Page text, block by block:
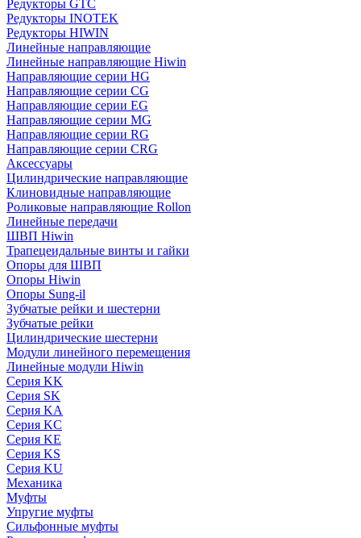
Редукторы GTC
Редукторы INOTEK
Редукторы HIWIN
Линейные направляющие
Линейные направляющие Hiwin
Направляющие серии HG
Направляющие серии CG
Направляющие серии EG
Направляющие серии MG
Направляющие серии RG
Направляющие серии CRG
Аксессуары
Цилиндрические направляющие
Клиновидные направляющие
Роликовые направляющие Rollon
Линейные передачи
ШВП Hiwin
Трапецеидальные винты и гайки
Опоры для ШВП
Опоры Hiwin
Опоры Sung-il
Зубчатые рейки и шестерни
Зубчатые рейки
Цилиндрические шестерни
Модули линейного перемещения
Линейные модули Hiwin
Серия KK
Серия SK
Серия KA
Серия KC
Серия KE
Серия KS
Серия KU
Механика
Муфты
Упругие муфты
Сильфонные муфты